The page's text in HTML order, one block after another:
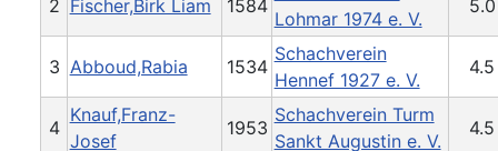
2 Fischer,Birk Liam 1584
Lohmar 1974 e. V.
5.0
3 Abboud,Rabia 1534
Schachverein
Hennef 1927 e. V.
4.5
4
Knauf,Franz-
Josef
1953
Schachverein Turm
Sankt Augustin e. V.
4.5